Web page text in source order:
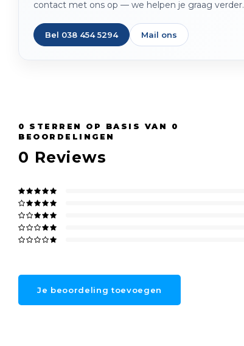
contact met ons op — we helpen je graag verder.
Bel 038 454 5294 Mail ons
0 STERREN OP BASIS VAN 0
BEOORDELINGEN
0 Reviews
Je beoordeling toevoegen